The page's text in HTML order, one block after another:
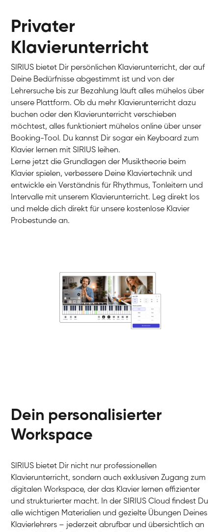
Charlotte
Klavier / Piano / Flügel
Klavier / Piano / Flügel
Klavier / Piano / Flügel
Privater
Klavierunterricht
SIRIUS bietet Dir persönlichen Klavierunterricht, der auf
Deine Bedürfnisse abgestimmt ist und von der
Lehrersuche bis zur Bezahlung läuft alles mühelos über
unsere Plattform. Ob du mehr Klavierunterricht dazu
buchen oder den Klavierunterricht verschieben
möchtest, alles funktioniert mühelos online über unser
Booking-Tool. Du kannst Dir sogar ein Keyboard zum
Klavier lernen mit SIRIUS leihen.
Lerne jetzt die Grundlagen der Musiktheorie beim
Klavier spielen, verbessere Deine Klaviertechnik und
entwickle ein Verständnis für Rhythmus, Tonleitern und
Intervalle mit unserem Klavierunterricht. Leg direkt los
und melde dich direkt für unsere kostenlose Klavier
Probestunde an.
Dein personalisierter
Workspace
SIRIUS bietet Dir nicht nur professionellen
Klavierunterricht, sondern auch exklusiven Zugang zum
digitalen Workspace, der das Klavier lernen effizienter
und strukturierter macht. In der SIRIUS Cloud findest Du
alle wichtigen Materialien und gezielte Übungen Deines
Klavierlehrers – jederzeit abrufbar und übersichtlich an